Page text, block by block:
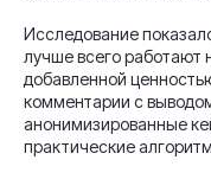
Исследование
лучше всего работают
добавленной
комментарии с
анонимизированные
практические